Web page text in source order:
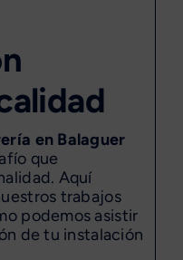
en Balaguer
que
Aquí
trabajos
podemos asistir
de tu instalación